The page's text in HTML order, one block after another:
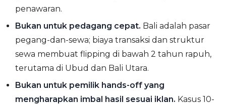
penawaran.
Bukan untuk pedagang cepat. Bali adalah pasar
pegang-dan-sewa; biaya transaksi dan struktur
sewa membuat flipping di bawah 2 tahun rapuh,
terutama di Ubud dan Bali Utara.
Bukan untuk pemilik hands-off yang
mengharapkan imbal hasil sesuai iklan. Kasus 10-